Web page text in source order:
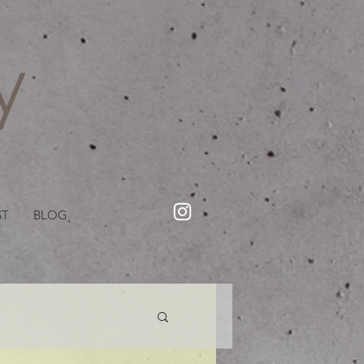
室・美容院【Creww KYOTO (クルー)】【cozy creww(コージークルー)】 京都市 ヘアサロン​
BLOG